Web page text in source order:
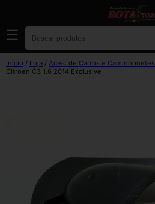
☰
Início / Loja / Aces. de Carros e Caminhonetes
Citroen C3 1.6 2014 Exclusive